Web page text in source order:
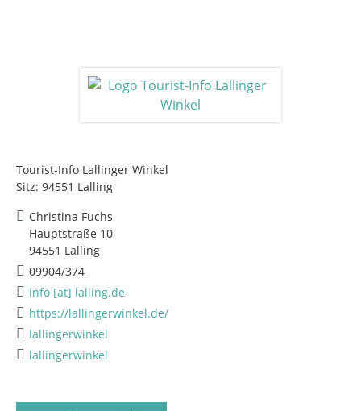
Tourist-Info Lallinger Winkel
Sitz: 94551 Lalling
Christina Fuchs
Hauptstraße 10
94551 Lalling
09904/374
info [at] lalling.de
https://lallingerwinkel.de/
lallingerwinkel
lallingerwinkel